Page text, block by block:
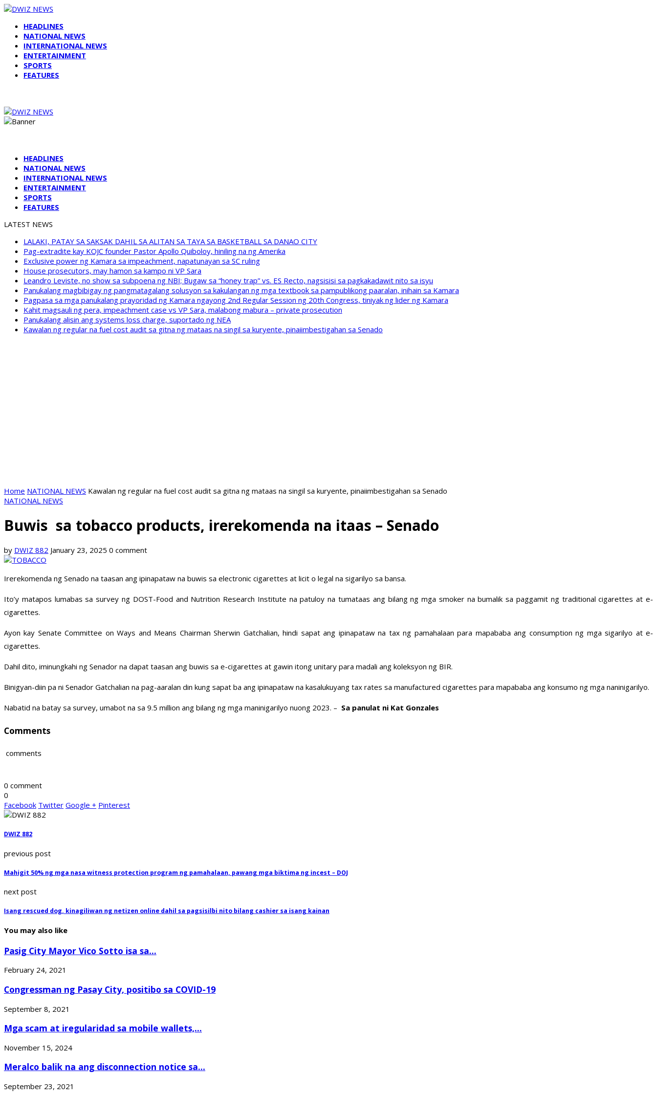
HEADLINES
NATIONAL NEWS
INTERNATIONAL NEWS
ENTERTAINMENT
SPORTS
FEATURES
HEADLINES
NATIONAL NEWS
INTERNATIONAL NEWS
ENTERTAINMENT
SPORTS
FEATURES
LATEST NEWS
LALAKI, PATAY SA SAKSAK DAHIL SA ALITAN SA TAYA SA BASKETBALL SA DANAO CITY
Pag-extradite kay KOJC founder Pastor Apollo Quiboloy, hiniling na ng Amerika
Exclusive power ng Kamara sa impeachment, napatunayan sa SC ruling
House prosecutors, may hamon sa kampo ni VP Sara
Leandro Leviste, no show sa subpoena ng NBI; Bugaw sa “honey trap” vs. ES Recto, nagsisisi sa pagkakadawit nito sa isyu
Panukalang magbibigay ng pangmatagalang solusyon sa kakulangan ng mga textbook sa pampublikong paaralan, inihain sa Kamara
Pagpasa sa mga panukalang prayoridad ng Kamara ngayong 2nd Regular Session ng 20th Congress, tiniyak ng lider ng Kamara
Kahit magsauli ng pera, impeachment case vs VP Sara, malabong mabura – private prosecution
Panukalang alisin ang systems loss charge, suportado ng NEA
Kawalan ng regular na fuel cost audit sa gitna ng mataas na singil sa kuryente, pinaiimbestigahan sa Senado
Home NATIONAL NEWS Kawalan ng regular na fuel cost audit sa gitna ng mataas na singil sa kuryente, pinaiimbestigahan sa Senado
NATIONAL NEWS
Buwis sa tobacco products, irerekomenda na itaas – Senado
by DWIZ 882 January 23, 2025 0 comment
Irerekomenda ng Senado na taasan ang ipinapataw na buwis sa electronic cigarettes at licit o legal na sigarilyo sa bansa.
Ito’y matapos lumabas sa survey ng DOST-Food and Nutrition Research Institute na patuloy na tumataas ang bilang ng mga smoker na bumalik sa paggamit ng traditional cigarettes at e-
cigarettes.
Ayon kay Senate Committee on Ways and Means Chairman Sherwin Gatchalian, hindi sapat ang ipinapataw na tax ng pamahalaan para mapababa ang consumption ng mga sigarilyo at e-
cigarettes.
Dahil dito, iminungkahi ng Senador na dapat taasan ang buwis sa e-cigarettes at gawin itong unitary para madali ang koleksyon ng BIR.
Binigyan-diin pa ni Senador Gatchalian na pag-aaralan din kung sapat ba ang ipinapataw na kasalukuyang tax rates sa manufactured cigarettes para mapababa ang konsumo ng mga naninigarilyo.
Nabatid na batay sa survey, umabot na sa 9.5 million ang bilang ng mga maninigarilyo nuong 2023. – Sa panulat ni Kat Gonzales
Comments
comments
0 comment
0
Facebook Twitter Google + Pinterest
DWIZ 882
previous post
Mahigit 50% ng mga nasa witness protection program ng pamahalaan, pawang mga biktima ng incest – DOJ
next post
Isang rescued dog, kinagiliwan ng netizen online dahil sa pagsisilbi nito bilang cashier sa isang kainan
You may also like
Pasig City Mayor Vico Sotto isa sa...
February 24, 2021
Congressman ng Pasay City, positibo sa COVID-19
September 8, 2021
Mga scam at iregularidad sa mobile wallets,...
November 15, 2024
Meralco balik na ang disconnection notice sa...
September 23, 2021